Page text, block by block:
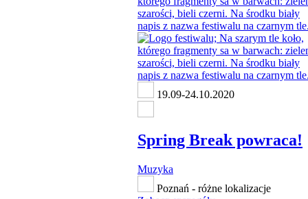
19.09-24.10.2020
Spring Break powraca!
Muzyka
Poznań - różne lokalizacje